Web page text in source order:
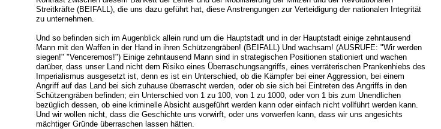
Streitkräfte (BEIFALL), die uns dazu geführt hat, diese Anstrengungen zur Verteidigung der nationalen Integrität
zu unternehmen.
Und so befinden sich im Augenblick allein rund um die Hauptstadt und in der Hauptstadt einige zehntausend
Mann mit den Waffen in der Hand in ihren Schützengräben! (BEIFALL) Und wachsam! (AUSRUFE: "Wir werden
siegen!" "Venceremos!") Einige zehntausend Mann sind in strategischen Positionen stationiert und wachen
darüber, dass unser Land nicht dem Risiko eines Überraschungsangriffs, eines verräterischen Prankenhiebs des
Imperialismus ausgesetzt ist, denn es ist ein Unterschied, ob die Kämpfer bei einer Aggression, bei einem
Angriff auf das Land bei sich zuhause überrascht werden, oder ob sie sich bei Eintreten des Angriffs in den
Schützengräben befinden; ein Unterschied von 1 zu 100, von 1 zu 1000, oder von 1 bis zum Unendlichen
bezüglich dessen, ob eine kriminelle Absicht ausgeführt werden kann oder einfach nicht vollführt werden kann.
Und wir wollen nicht, dass die Geschichte uns vorwirft, oder uns vorwerfen kann, dass wir uns angesichts
mächtiger Gründe überraschen lassen hätten.